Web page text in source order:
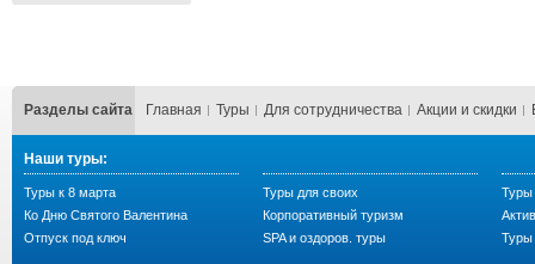
Разделы сайта Главная Туры Для сотрудничества Акции и скидки
Наши туры:
Туры к 8 марта
Ко Дню Святого Валентина
Отпуск под ключ
Туры для своих
Корпоративный туризм
SPA и оздоров. туры
Туры
Туры